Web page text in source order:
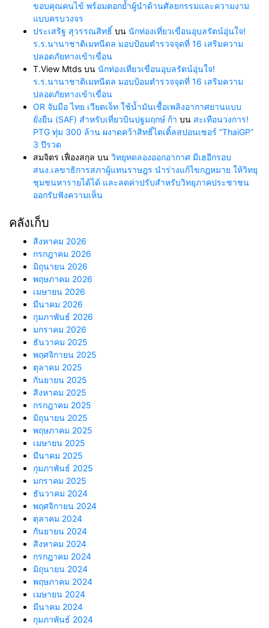
ขอบคุณคนไข้ พร้อมตอกย้ำผู้นำด้านศัลยกรรมและความงาม
แบบครบวงจร
ประเสริฐ สุวรรณสิทธิ์ บน นักท่องเที่ยวเขื่อนอุบลรัตน์อุ่นใจ!
ร.ร.นานาชาติเมทนีดล มอบป้อมตำรวจจุดที่ 16 เสริมความ
ปลอดภัยทางเข้าเขื่อน
T.View Mtds บน นักท่องเที่ยวเขื่อนอุบลรัตน์อุ่นใจ!
ร.ร.นานาชาติเมทนีดล มอบป้อมตำรวจจุดที่ 16 เสริมความ
ปลอดภัยทางเข้าเขื่อน
OR จับมือ ไทย เวียตเจ็ท ใช้น้ำมันเชื้อเพลิงอากาศยานแบบ
ยั่งยืน (SAF) สำหรับเที่ยวบินปฐมฤกษ์ ก้า บน สะเทือนวงการ!
PTG ทุ่ม 300 ล้าน ผงาดคว้าสิทธิ์ไตเติ้ลสปอนเซอร์ “ThaiGP”
3 ปีรวด
สมจิตร เฟื่องสกุล บน วิทยุทดลองออกอากาศ มีเฮอีกรอบ
สนง.เลขาธิการสภาผู้แทนราษฎร นำร่างแก้ไขกฎหมาย ให้วิทยุ
ชุมชนหารายได้ได้ และลดค่าปรับสำหรับวิทยุภาคประชาชน
ออกรับฟังความเห็น
คลังเก็บ
สิงหาคม 2026
กรกฎาคม 2026
มิถุนายน 2026
พฤษภาคม 2026
เมษายน 2026
มีนาคม 2026
กุมภาพันธ์ 2026
มกราคม 2026
ธันวาคม 2025
พฤศจิกายน 2025
ตุลาคม 2025
กันยายน 2025
สิงหาคม 2025
กรกฎาคม 2025
มิถุนายน 2025
พฤษภาคม 2025
เมษายน 2025
มีนาคม 2025
กุมภาพันธ์ 2025
มกราคม 2025
ธันวาคม 2024
พฤศจิกายน 2024
ตุลาคม 2024
กันยายน 2024
สิงหาคม 2024
กรกฎาคม 2024
มิถุนายน 2024
พฤษภาคม 2024
เมษายน 2024
มีนาคม 2024
กุมภาพันธ์ 2024